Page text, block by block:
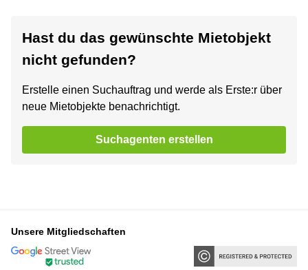
Hast du das gewünschte Mietobjekt
nicht gefunden?
Erstelle einen Suchauftrag und werde als Erste:r über
neue Mietobjekte benachrichtigt.
Suchagenten erstellen
Unsere Mitgliedschaften